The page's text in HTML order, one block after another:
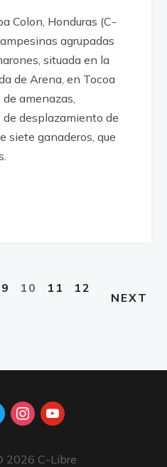
Colon, Honduras (C-
agrupadas
situada en la
de Arena, en Tocoa
amenazas,
desplazamiento de
siete ganaderos, que
9 10 11
12
NEXT
instagram
youtube
2026 C-Libre